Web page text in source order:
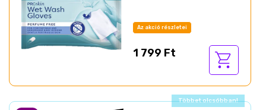
Az akció részletei
1 799 Ft
Ajándék akció!